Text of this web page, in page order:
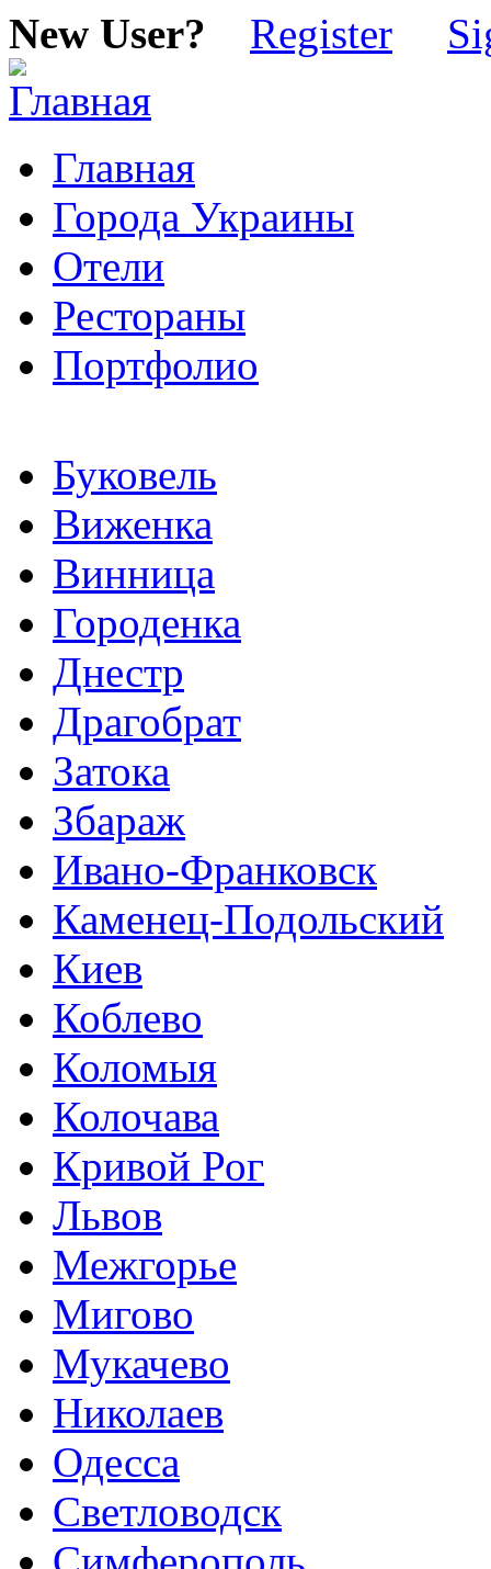
New User? Register
Главная
Города Украины
Отели
Рестораны
Портфолио
Буковель
Виженка
Винница
Городенка
Днестр
Драгобрат
Затока
Збараж
Ивано-Франковск
Каменец-Подольский
Киев
Коблево
Коломыя
Колочава
Кривой Рог
Львов
Межгорье
Мигово
Мукачево
Николаев
Одесса
Светловодск